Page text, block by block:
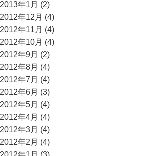
2013年1月 (2)
2012年12月 (4)
2012年11月 (4)
2012年10月 (4)
2012年9月 (2)
2012年8月 (4)
2012年7月 (4)
2012年6月 (3)
2012年5月 (4)
2012年4月 (4)
2012年3月 (4)
2012年2月 (4)
2012年1月 (3)